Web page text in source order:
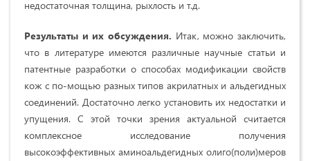
недостаточная толщина, рыхлость и т.д.
Результаты и их обсуждения. Итак, можно заключить,
что в литературе имеются различные научные статьи и
патентные разработки о способах модификации свойств
кож с по-мощью разных типов акрилатных и альдегидных
соединений. Достаточно легко установить их недостатки и
упущения. С этой точки зрения актуальной считается
комплексное исследование получения
высокоэффективных аминоальдегидных олиго(поли)меров